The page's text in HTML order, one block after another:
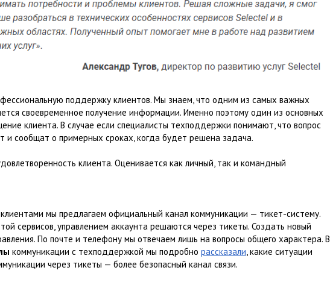
поддержку клиентов. Мы знаем, что одним из самых важных
своевременное получение информации. Именно поэтому один из основных
клиента. В случае если специалисты техподдержки понимают, что вопрос
и сообщат о примерных сроках, когда будет решена задача.
клиента. Оценивается как личный, так и командный
мы предлагаем официальный канал коммуникации — тикет-систему.
сервисов, управлением аккаунта решаются через тикеты. Создать новый
По почте и телефону мы отвечаем лишь на вопросы общего характера. В
коммуникации с техподдержкой мы подробно рассказали , какие ситуации
через тикеты — более безопасный канал связи.